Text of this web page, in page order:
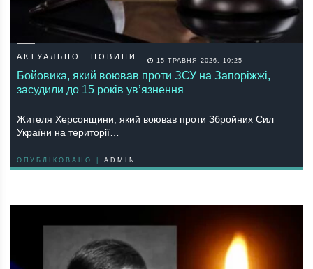
АКТУАЛЬНО НОВИНИ 15 ТРАВНЯ 2026, 10:25
Бойовика, який воював проти ЗСУ на Запоріжжі,
засудили до 15 років ув’язнення
Жителя Херсонщини, який воював проти Збройних Сил
України на території…
ОПУБЛІКОВАНО | ADMIN